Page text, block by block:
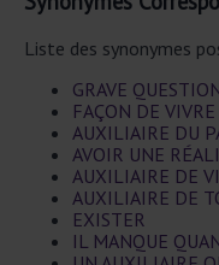
Liste des synonymes
GRAVE
FAÇON DE VIVRE
AUXILIAIRE DU
AVOIR UNE
AUXILIAIRE DE
AUXILIAIRE DE
EXISTER
IL MANQUE